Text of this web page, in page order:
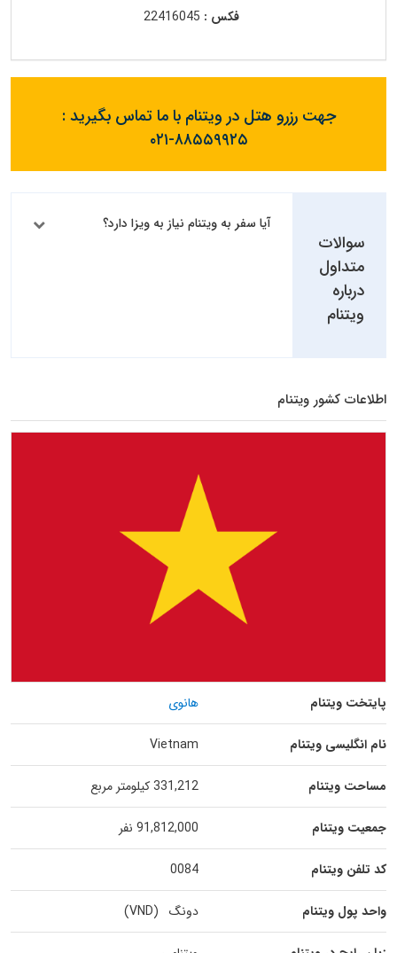
فکس : 22416045
جهت رزرو هتل در ویتنام با ما تماس بگیرید :
۰۲۱-۸۸۵۵۹۹۲۵
سوالات
متداول
درباره
ویتنام
آیا سفر به ویتنام نیاز به ویزا دارد؟
اطلاعات کشور ویتنام
پایتخت ویتنام هانوی
نام انگلیسی ویتنام Vietnam
مساحت ویتنام 331,212 کیلومتر مربع
جمعیت ویتنام 91,812,000 نفر
کد تلفن ویتنام 0084
واحد پول ویتنام دونگ (VND)